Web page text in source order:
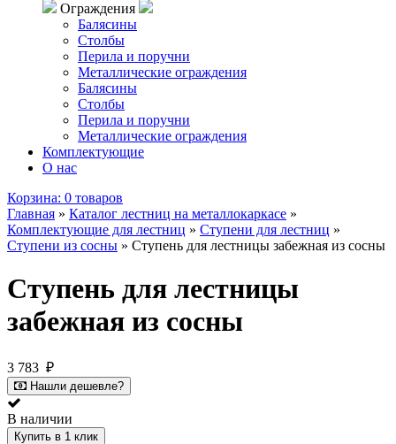
Ограждения
Балясины
Столбы
Перила и поручни
Металлические ограждения
Балясины
Столбы
Перила и поручни
Металлические ограждения
Комплектующие
О нас
Корзина: 0 товаров
Главная » Каталог лестниц на металлокаркасе »
Комплектующие для лестниц » Ступени для лестниц »
Ступени из сосны » Ступень для лестницы забежная из сосны
Ступень для лестницы
забежная из сосны
3 783 ₽
Нашли дешевле?
В наличии
Купить в 1 клик